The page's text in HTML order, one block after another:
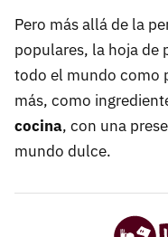
Pero más allá de la
populares, la hoja de
todo el mundo como
más, como
cocina, con una
mundo dulce.